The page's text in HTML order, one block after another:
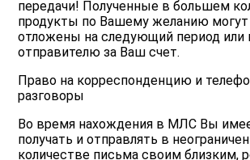
передачи! Полученные в большем
продукты по Вашему желанию
отложены на следующий период
отправителю за Ваш счет.
Право на корреспонденцию и
разговоры
Во время нахождения в МЛС Вы
получать и отправлять в
количестве письма своим близким,